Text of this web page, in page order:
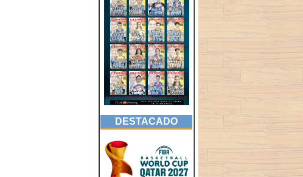
DESTACADO